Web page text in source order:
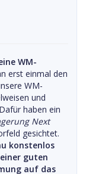
WM-
erst einmal den
WM-
und
haben ein
Next
gesichtet.
konstenlos
guten
auf das